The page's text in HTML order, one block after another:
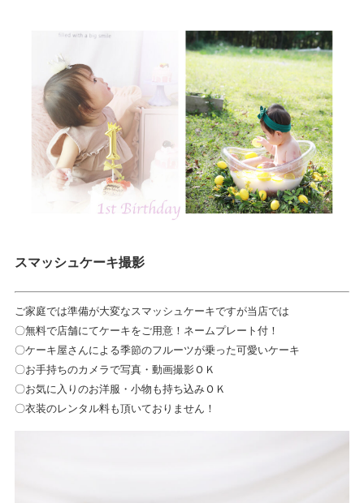
スマッシュケーキ撮影
ご家庭では準備が大変なスマッシュケーキですが当店では
〇無料で店舗にてケーキをご用意！ネームプレート付！
〇ケーキ屋さんによる季節のフルーツが乗った可愛いケーキ
〇お手持ちのカメラで写真・動画撮影ＯＫ
〇お気に入りのお洋服・小物も持ち込みＯＫ
〇衣装のレンタル料も頂いておりません！